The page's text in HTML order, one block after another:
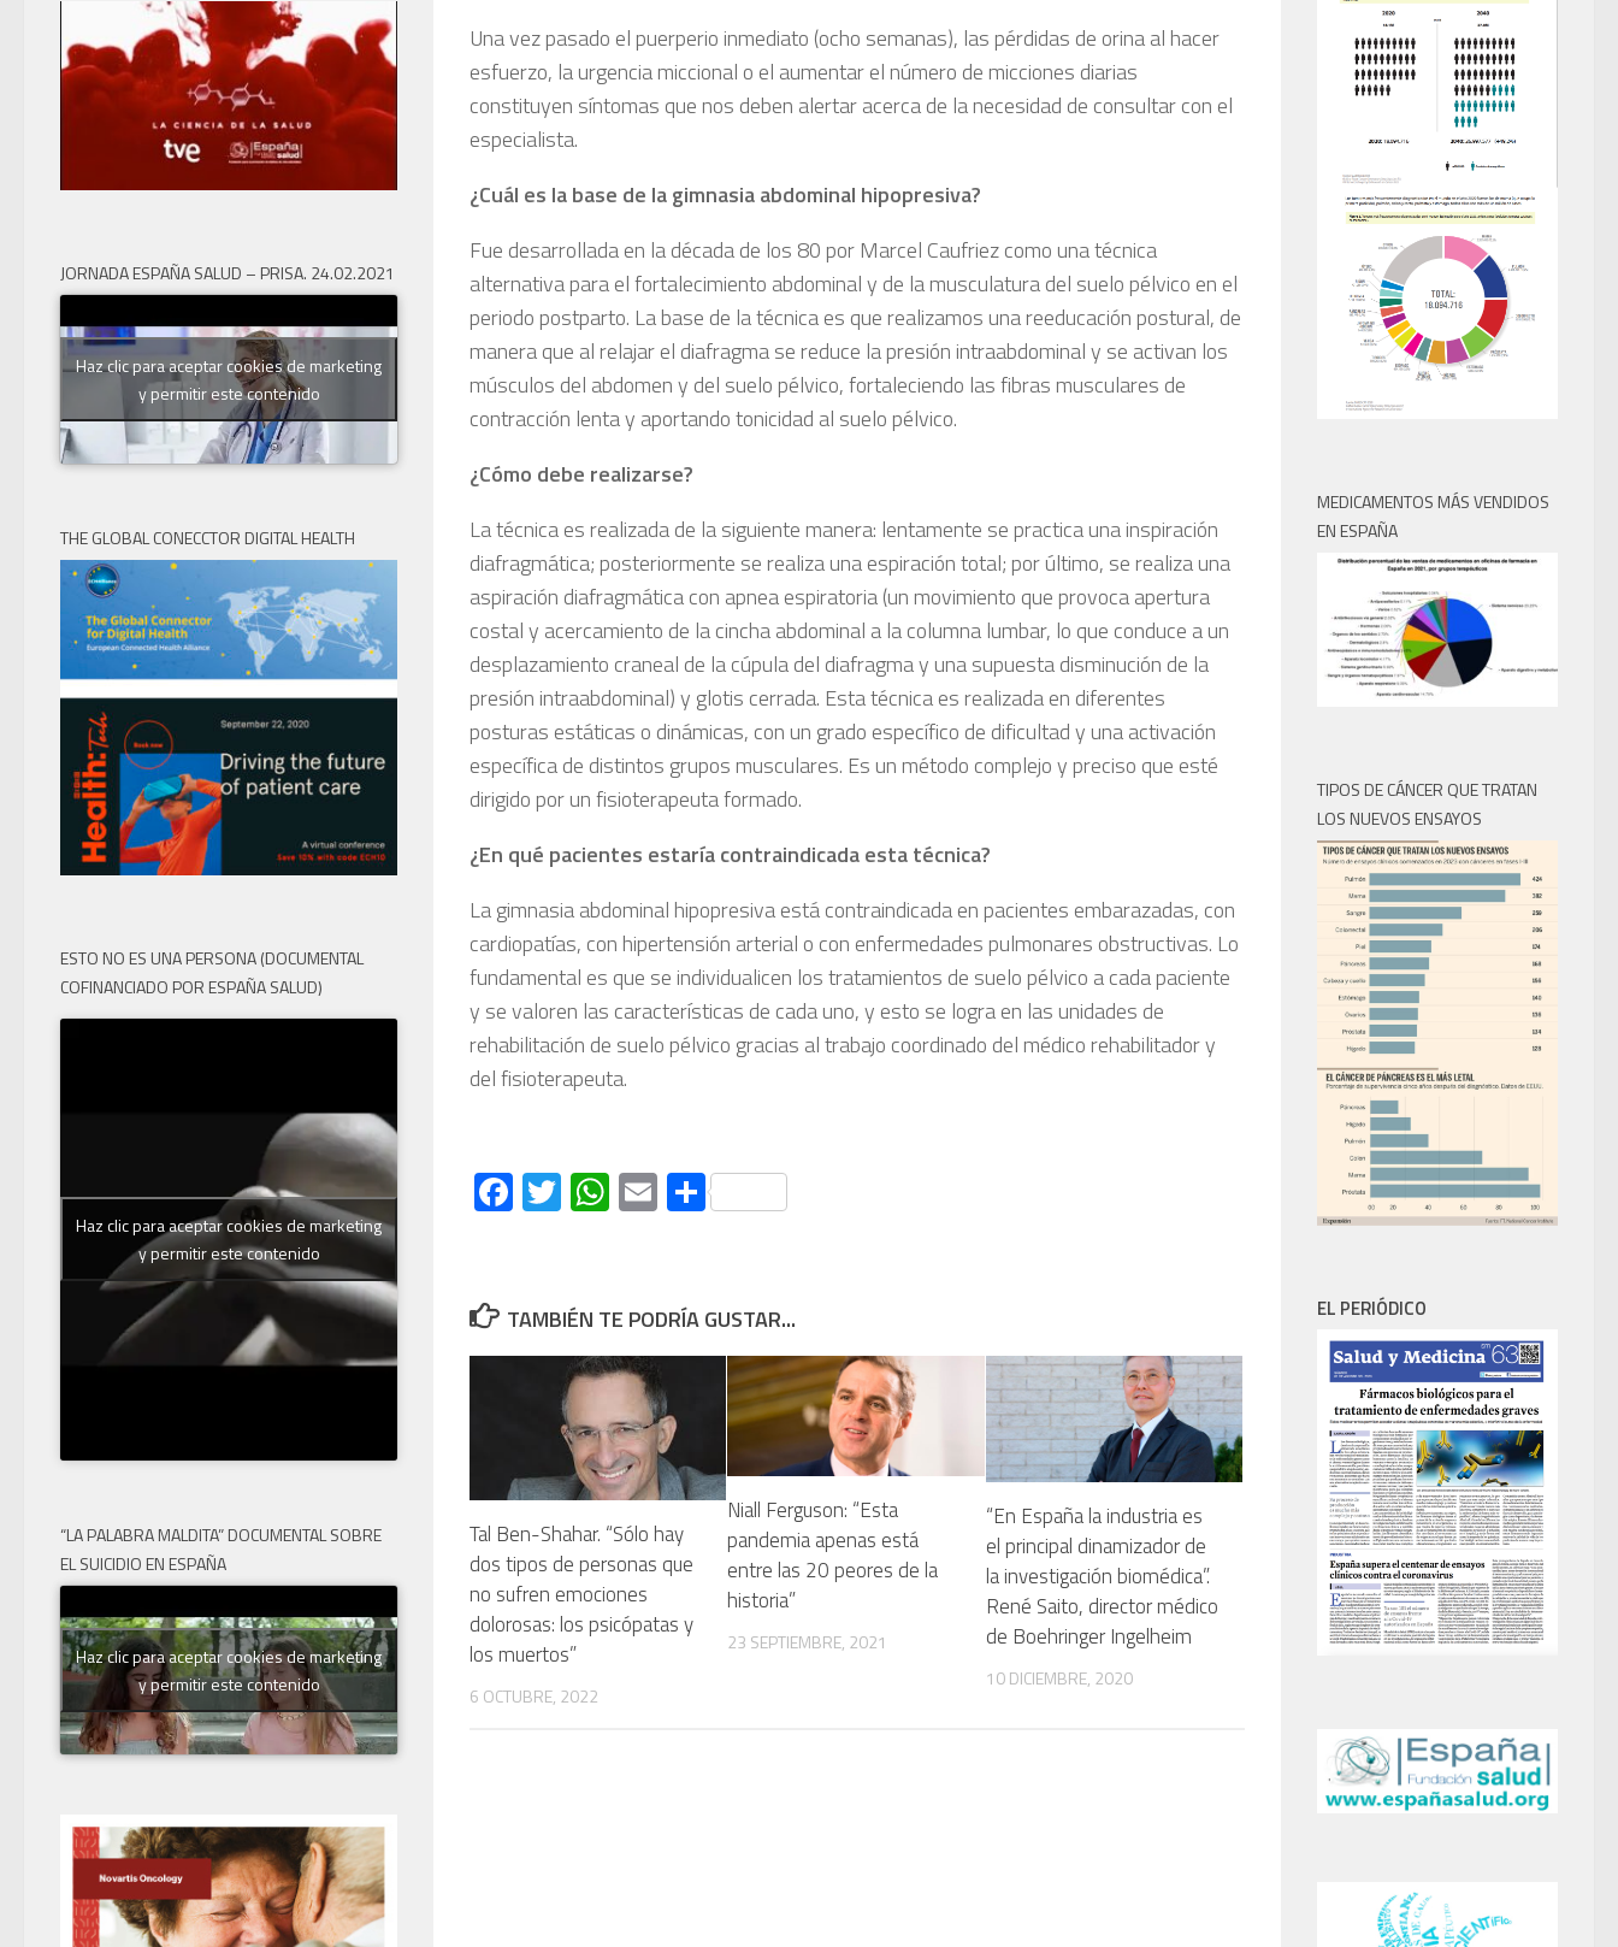
Una vez pasado el puerperio inmediato (ocho semanas), las pérdidas de orina al hacer
esfuerzo, la urgencia miccional o el aumentar el número de micciones diarias
constituyen síntomas que nos deben alertar acerca de la necesidad de consultar con el
especialista.
¿Cuál es la base de la gimnasia abdominal hipopresiva?
Fue desarrollada en la década de los 80 por Marcel Caufriez como una técnica
alternativa para el fortalecimiento abdominal y de la musculatura del suelo pélvico en el
periodo postparto. La base de la técnica es que realizamos una reeducación postural, de
manera que al relajar el diafragma se reduce la presión intraabdominal y se activan los
músculos del abdomen y del suelo pélvico, fortaleciendo las fibras musculares de
contracción lenta y aportando tonicidad al suelo pélvico.
¿Cómo debe realizarse?
La técnica es realizada de la siguiente manera: lentamente se practica una inspiración
diafragmática; posteriormente se realiza una espiración total; por último, se realiza una
aspiración diafragmática con apnea espiratoria (un movimiento que provoca apertura
costal y acercamiento de la cincha abdominal a la columna lumbar, lo que conduce a un
desplazamiento craneal de la cúpula del diafragma y una supuesta disminución de la
presión intraabdominal) y glotis cerrada. Esta técnica es realizada en diferentes
posturas estáticas o dinámicas, con un grado específico de dificultad y una activación
específica de distintos grupos musculares. Es un método complejo y preciso que esté
dirigido por un fisioterapeuta formado.
¿En qué pacientes estaría contraindicada esta técnica?
La gimnasia abdominal hipopresiva está contraindicada en pacientes embarazadas, con
cardiopatías, con hipertensión arterial o con enfermedades pulmonares obstructivas. Lo
fundamental es que se individualicen los tratamientos de suelo pélvico a cada paciente
y se valoren las características de cada uno, y esto se logra en las unidades de
rehabilitación de suelo pélvico gracias al trabajo coordinado del médico rehabilitador y
del fisioterapeuta.
Facebook
Twitter
WhatsApp
EmailCompartir
TAMBIÉN TE PODRÍA GUSTAR...
Tal Ben-Shahar. “Sólo hay
dos tipos de personas que
no sufren emociones
dolorosas: los psicópatas y
los muertos”
6 OCTUBRE, 2022
Niall Ferguson: “Esta
pandemia apenas está
entre las 20 peores de la
historia”
23 SEPTIEMBRE, 2021
“En España la industria es
el principal dinamizador de
la investigación biomédica”.
René Saito, director médico
de Boehringer Ingelheim
10 DICIEMBRE, 2020
JORNADA ESPAÑA SALUD – PRISA. 24.02.2021
Haz clic para aceptar cookies de marketing
y permitir este contenido
THE GLOBAL CONECCTOR DIGITAL HEALTH
ESTO NO ES UNA PERSONA (DOCUMENTAL
COFINANCIADO POR ESPAÑA SALUD)
Haz clic para aceptar cookies de marketing
y permitir este contenido
“LA PALABRA MALDITA” DOCUMENTAL SOBRE
EL SUICIDIO EN ESPAÑA
Haz clic para aceptar cookies de marketing
y permitir este contenido
MEDICAMENTOS MÁS VENDIDOS
EN ESPAÑA
TIPOS DE CÁNCER QUE TRATAN
LOS NUEVOS ENSAYOS
EL PERIÓDICO